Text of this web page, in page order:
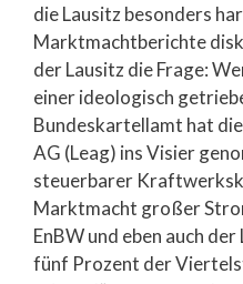
die Lausitz besonders
Marktmachtberichte
der Lausitz die Frage:
einer ideologisch
Bundeskartellamt hat
AG (Leag) ins Visier
steuerbarer
Marktmacht großer
EnBW und eben auch
fünf Prozent der